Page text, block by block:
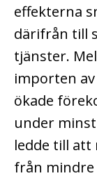
effekterna
därifrån till
tjänster.
importen av
ökade
under
ledde till
från mindre